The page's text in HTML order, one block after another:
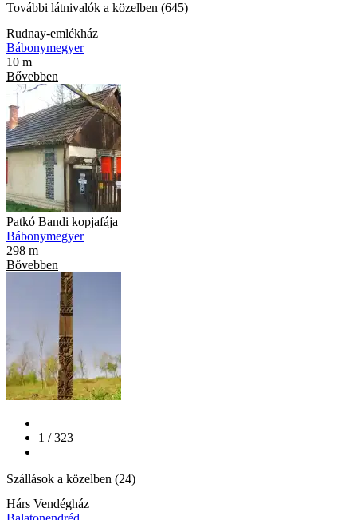
További látnivalók a közelben (645)
Rudnay-emlékház
Bábonymegyer
10 m
Bővebben
Patkó Bandi kopjafája
Bábonymegyer
298 m
Bővebben
1 / 323
Szállások a közelben (24)
Hárs Vendégház